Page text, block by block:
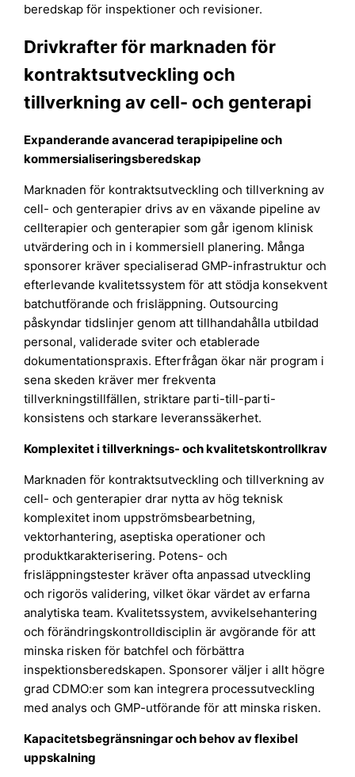
beredskap för inspektioner och revisioner.
Drivkrafter för marknaden för
kontraktsutveckling och
tillverkning av cell- och genterapi
Expanderande avancerad terapipipeline och
kommersialiseringsberedskap
Marknaden för kontraktsutveckling och tillverkning av
cell- och genterapier drivs av en växande pipeline av
cellterapier och genterapier som går igenom klinisk
utvärdering och in i kommersiell planering. Många
sponsorer kräver specialiserad GMP-infrastruktur och
efterlevande kvalitetssystem för att stödja konsekvent
batchutförande och frisläppning. Outsourcing
påskyndar tidslinjer genom att tillhandahålla utbildad
personal, validerade sviter och etablerade
dokumentationspraxis. Efterfrågan ökar när program i
sena skeden kräver mer frekventa
tillverkningstillfällen, striktare parti-till-parti-
konsistens och starkare leveranssäkerhet.
Komplexitet i tillverknings- och kvalitetskontrollkrav
Marknaden för kontraktsutveckling och tillverkning av
cell- och genterapier drar nytta av hög teknisk
komplexitet inom uppströmsbearbetning,
vektorhantering, aseptiska operationer och
produktkarakterisering. Potens- och
frisläppningstester kräver ofta anpassad utveckling
och rigorös validering, vilket ökar värdet av erfarna
analytiska team. Kvalitetssystem, avvikelsehantering
och förändringskontrolldisciplin är avgörande för att
minska risken för batchfel och förbättra
inspektionsberedskapen. Sponsorer väljer i allt högre
grad CDMO:er som kan integrera processutveckling
med analys och GMP-utförande för att minska risken.
Kapacitetsbegränsningar och behov av flexibel
uppskalning